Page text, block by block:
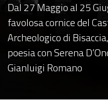
Dal 27 Maggio al 25
favolosa cornice del
Archeologico di
poesia con Serena
Gianluigi Romano